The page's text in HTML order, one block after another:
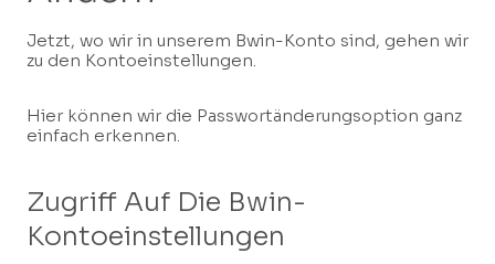
Jetzt, wo wir in unserem Bwin-Konto sind, gehen wir
zu den Kontoeinstellungen.
Hier können wir die Passwortänderungsoption ganz
einfach erkennen.
Zugriff Auf Die Bwin-
Kontoeinstellungen